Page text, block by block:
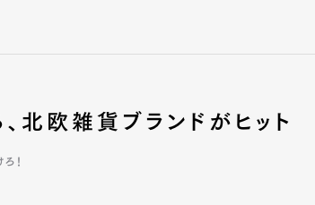
北欧雑貨ブランドがヒット
！